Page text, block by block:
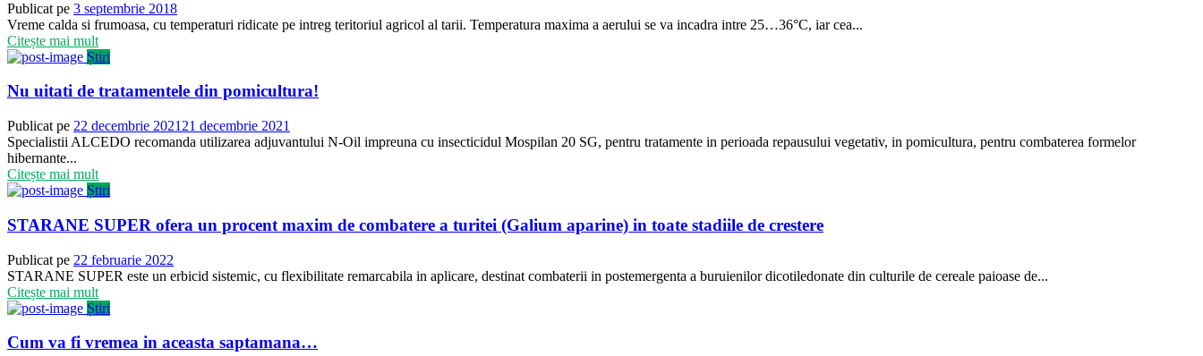
Publicat pe 3 septembrie 2018
Vreme calda si frumoasa, cu temperaturi ridicate pe intreg teritoriul agricol al tarii. Temperatura maxima a aerului se va incadra intre 25…36°C, iar cea...
Citește mai mult
Știri
Nu uitati de tratamentele din pomicultura!
Publicat pe 22 decembrie 2021 21 decembrie 2021
Specialistii ALCEDO recomanda utilizarea adjuvantului N-Oil impreuna cu insecticidul Mospilan 20 SG, pentru tratamente in perioada repausului vegetativ, in pomicultura, pentru combaterea formelor
hibernante...
Citește mai mult
Știri
STARANE SUPER ofera un procent maxim de combatere a turitei (Galium aparine) in toate stadiile de crestere
Publicat pe 22 februarie 2022
STARANE SUPER este un erbicid sistemic, cu flexibilitate remarcabila in aplicare, destinat combaterii in postemergenta a buruienilor dicotiledonate din culturile de cereale paioase de...
Citește mai mult
Știri
Cum va fi vremea in aceasta saptamana…